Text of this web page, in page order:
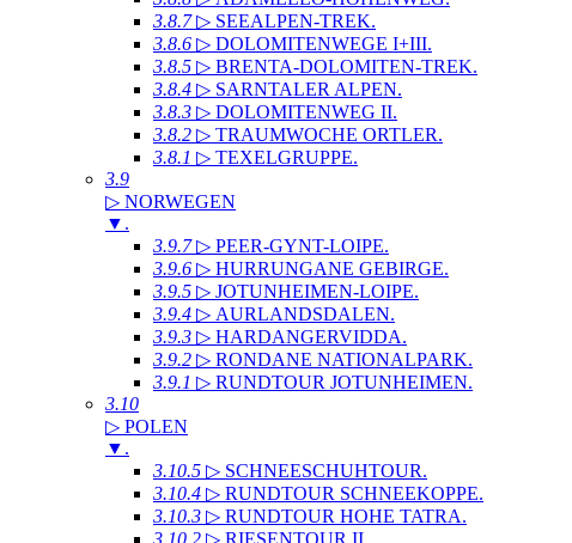
3.8.7▷ SEEALPEN-TREK.
3.8.6 ▷ DOLOMITENWEGE I+III.
3.8.5 ▷ BRENTA-DOLOMITEN-TREK.
3.8.4 ▷ SARNTALER ALPEN.
3.8.3 ▷ DOLOMITENWEG II.
3.8.2 ▷ TRAUMWOCHE ORTLER.
3.8.1 ▷ TEXELGRUPPE.
3.9
▷ NORWEGEN
▼ .
3.9.7▷ PEER-GYNT-LOIPE.
3.9.6 ▷ HURRUNGANE GEBIRGE.
3.9.5 ▷ JOTUNHEIMEN-LOIPE.
3.9.4 ▷ AURLANDSDALEN.
3.9.3 ▷ HARDANGERVIDDA.
3.9.2 ▷ RONDANE NATIONALPARK.
3.9.1 ▷ RUNDTOUR JOTUNHEIMEN.
3.10
▷ POLEN
▼ .
3.10.5 ▷ SCHNEESCHUHTOUR.
3.10.4 ▷ RUNDTOUR SCHNEEKOPPE.
3.10.3 ▷ RUNDTOUR HOHE TATRA.
3.10.2 ▷ RIESENTOUR II.